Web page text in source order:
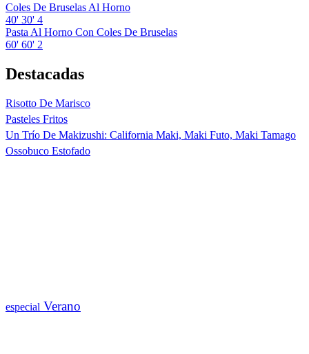
Coles De Bruselas Al Horno
40' 30' 4
Pasta Al Horno Con Coles De Bruselas
60' 60' 2
Destacadas
Risotto De Marisco
Pasteles Fritos
Un Trío De Makizushi: California Maki, Maki Futo, Maki Tamago
Ossobuco Estofado
especial Verano